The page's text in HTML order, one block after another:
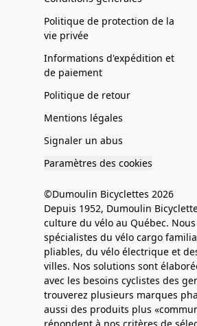
Politique de protection de la
vie privée
Informations d'expédition et
de paiement
Politique de retour
Mentions légales
Signaler un abus
Paramètres des cookies
©Dumoulin Bicyclettes 2026
Depuis 1952, Dumoulin
culture du vélo au Québec.
spécialistes du vélo cargo
pliables, du vélo électrique et
villes. Nos solutions sont
avec les besoins cyclistes des
trouverez plusieurs marques
aussi des produits plus